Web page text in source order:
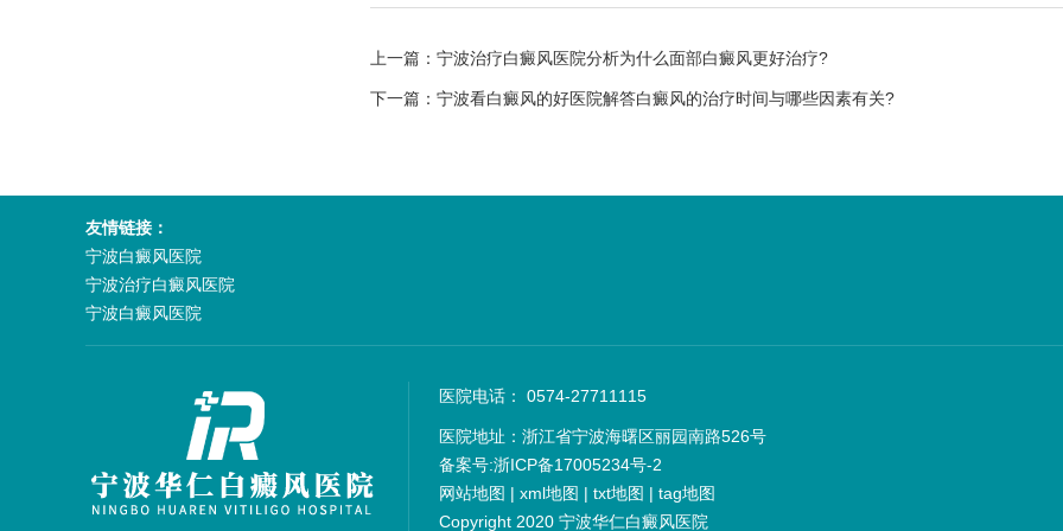
上一篇： 宁波治疗白癜风医院分析为什么面部白癜风更好治疗?
下一篇： 宁波看白癜风的好医院解答白癜风的治疗时间与哪些因素有关?
友情链接：
宁波白癜风医院
宁波治疗白癜风医院
宁波白癜风医院
医院电话： 0574-27711115
医院地址：浙江省宁波海曙区丽园南路526号
备案号:浙ICP备17005234号-2
网站地图 | xml地图 | txt地图 | tag地图
Copyright 2020 宁波华仁白癜风医院